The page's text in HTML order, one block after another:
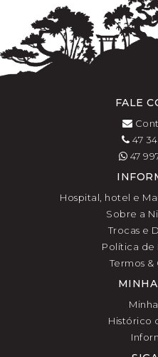
FALE
47
47
Hospital, hotel e
Sobre a
Trocas e
Política de
Termos
Histórico